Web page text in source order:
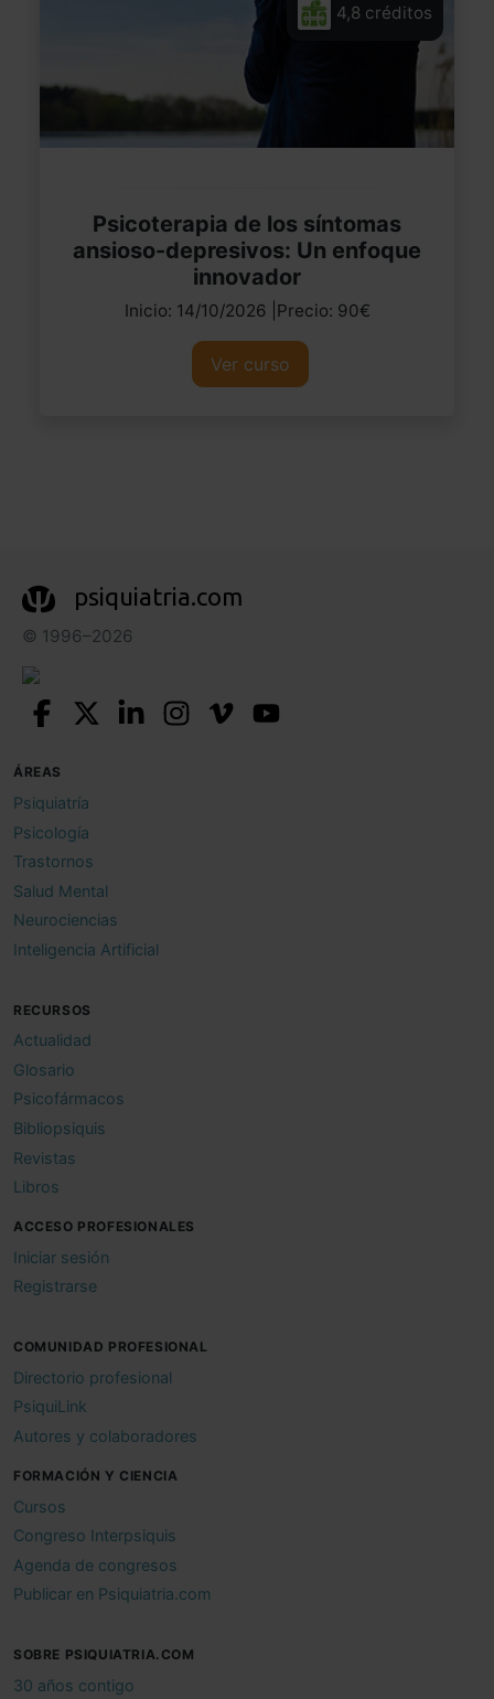
4,8 créditos
Psicoterapia de los síntomas
ansioso-depresivos: Un enfoque
innovador
Inicio: 14/10/2026 |Precio: 90€
Ver curso
psiquiatria.com
© 1996–2026
ÁREAS
Psiquiatría
Psicología
Trastornos
Salud Mental
Neurociencias
Inteligencia Artificial
RECURSOS
Actualidad
Glosario
Psicofármacos
Bibliopsiquis
Revistas
Libros
ACCESO PROFESIONALES
Iniciar sesión
Registrarse
COMUNIDAD PROFESIONAL
Directorio profesional
PsiquiLink
Autores y colaboradores
FORMACIÓN Y CIENCIA
Cursos
Congreso Interpsiquis
Agenda de congresos
Publicar en Psiquiatria.com
SOBRE PSIQUIATRIA.COM
30 años contigo